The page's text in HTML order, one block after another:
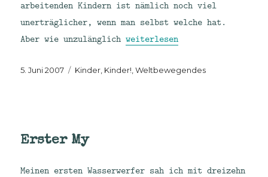
arbeitenden Kindern ist nämlich noch viel
unerträglicher, wenn man selbst welche hat.
Aber wie unzulänglich„Glaube, Liebe, Hoffnung“
weiterlesen
Veröffentlicht
5. Juni 2007 Kategorien
Kinder, Kinder! ,Weltbewegendes
Erster My
Meinen ersten Wasserwerfer sah ich mit dreizehn